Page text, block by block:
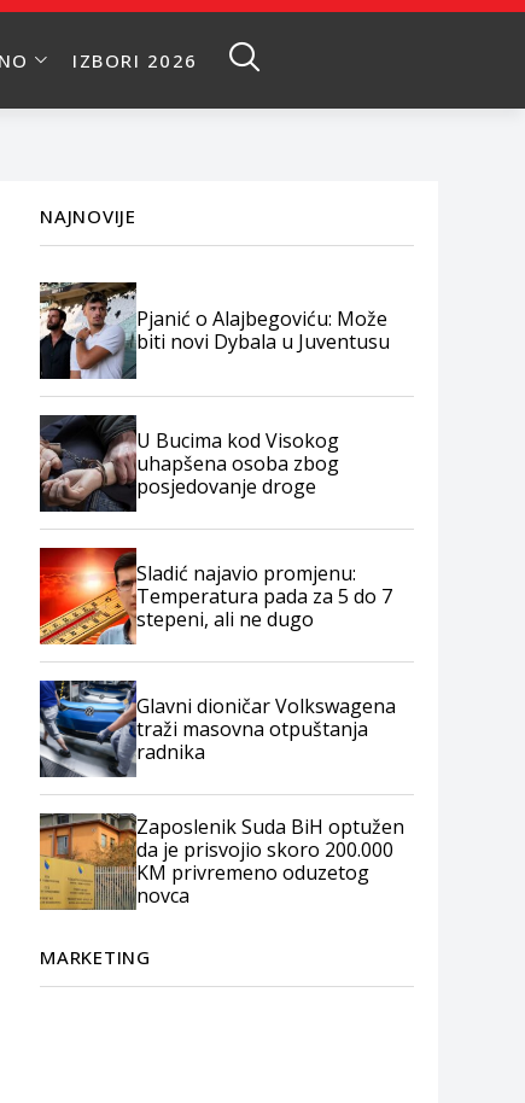
IZBORI 2026
NAJNOVIJE
Pjanić o Alajbegoviću: Može
biti novi Dybala u Juventusu
U Bucima kod Visokog
uhapšena osoba zbog
posjedovanje droge
Sladić najavio promjenu:
Temperatura pada za 5 do 7
stepeni, ali ne dugo
Glavni dioničar Volkswagena
traži masovna otpuštanja
radnika
Zaposlenik Suda BiH optužen
da je prisvojio skoro 200.000
KM privremeno oduzetog
novca
MARKETING